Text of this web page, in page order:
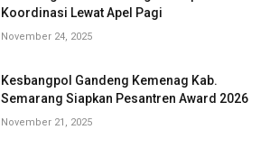
Koordinasi Lewat Apel Pagi
November 24, 2025
Kesbangpol Gandeng Kemenag Kab.
Semarang Siapkan Pesantren Award 2026
November 21, 2025